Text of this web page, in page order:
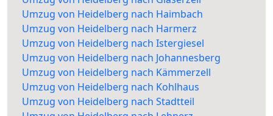
Umzug von Heidelberg nach Haimbach
Umzug von Heidelberg nach Harmerz
Umzug von Heidelberg nach Istergiesel
Umzug von Heidelberg nach Johannesberg
Umzug von Heidelberg nach Kämmerzell
Umzug von Heidelberg nach Kohlhaus
Umzug von Heidelberg nach Stadtteil